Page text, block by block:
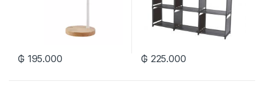
₲ 195.000 ₲ 225.000